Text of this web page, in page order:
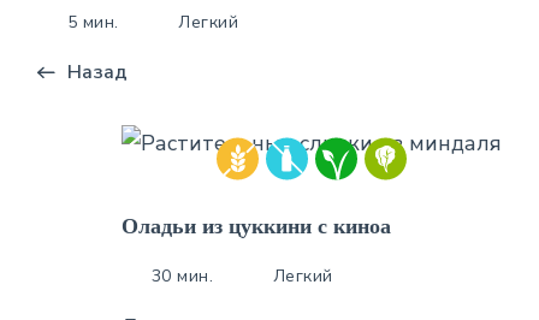
5 мин. Легкий
Назад
Оладьи из цуккини с киноа
30 мин. Легкий